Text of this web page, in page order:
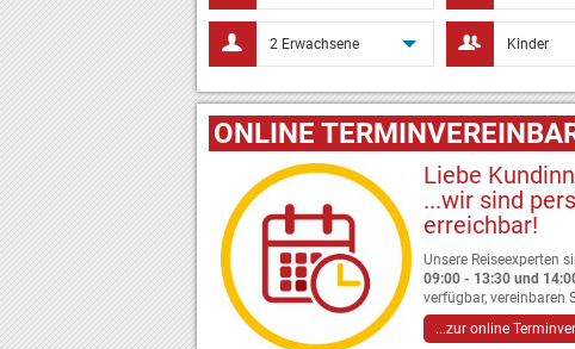
user 2 Erwachsene users Kinder
ONLINE
Liebe
...wir sind
erreichbar!
Unsere Reiseexperten
09:00 - 13:30 und
verfügbar, vereinbaren
...zur online